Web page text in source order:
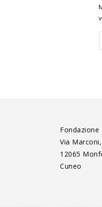
Via
12065
Cuneo